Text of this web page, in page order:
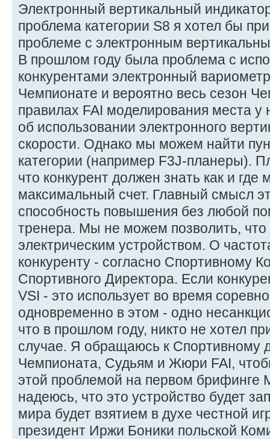
Электронный вертикальный
проблема категории S8 я хотел бы
проблеме с электронным
В прошлом году была проблема с
конкурентами электронный
Чемпионате и вероятно весь сезон
правилах FAI моделирования места у
об использовании электронного
скорости. Однако мы можем найти
категории (например F3J-планеры).
что конкурент должен знать как и где
максимальный счет. Главный смысл
способность повышения без любой
тренера. Мы не можем позволить,
электрическим устройством. О
конкуренту - согласно Спортивному
Спортивного Директора. Если
VSI - это использует во время
одновременно в этом - одно
что в прошлом году, никто не хотел
случае. Я обращаюсь к Спортивному
Чемпионата, Судьям и Жюри FAI,
этой проблемой на первом
надеюсь, что это устройство будет
мира будет взятием в духе честной
президент Иржи Боники польской